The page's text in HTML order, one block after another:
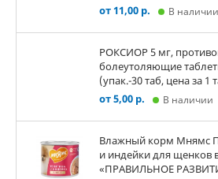
от 11,00 р.
В наличии
РОКСИОР 5 мг,
болеутоляющие
(упак.-30 таб, цена за 1
от 5,00 р.
В наличии
Влажный корм Мнямс
и индейки для щенков
«ПРАВИЛЬНОЕ